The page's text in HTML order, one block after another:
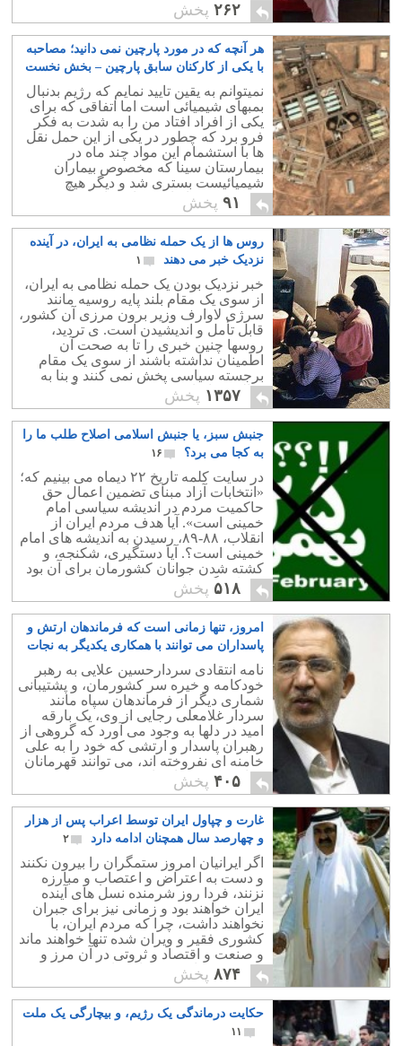
۲۶۲ پخش
هر آنچه که در مورد پارچین نمی دانید؛ مصاحبه
با یکی از کارکنان سابق پارچین – بخش نخست
نمیتوانم به یقین تایید نمایم که رژیم بدنبال
بمبهای شیمیائی است اما اتفاقی که برای
یکی از افراد افتاد من را به شدت به فکر
فرو برد که چطور در یکی از این حمل نقل
ها با استشمام این مواد چند ماه در
بیمارستان سینا که مخصوص بیماران
شیمیائیست بستری شد و دیگر هیچ
نفهمیدیم چه اتفاقی برایش افتاد!.
۹۱ پخش
روس ها از یک حمله نظامی به ایران، در آینده
نزدیک خبر می دهند
۱
خبر نزدیک بودن یک حمله نظامی به ایران،
از سوی یک مقام بلند پایه روسیه مانند
سرژی لاوارف وزیر برون مرزی آن کشور،
قابل تأمل و اندیشیدن است. ی تردید،
روسها چنین خبری را تا به صحت آن
اطمینان نداشته باشند از سوی یک مقام
برجسته سیاسی پخش نمی کنند و بنا به
مثالی: «تا نباشد چیزیکی، مردم نگویند
چیزها».
۱۳۵۷ پخش
جنبش سبز، یا جنبش اسلامی اصلاح طلب ما را
به کجا می برد؟
۱۶
در سایت کلمه تاریخ ۲۲ دیماه می بینیم که؛
«انتخابات آزاد مبنای تضمین اعمال حق
حاکمیت مردم در اندیشه سیاسی امام
خمینی است». آیا هدف مردم ایران از
انقلاب، ۸۸-۸۹، رسیدن به اندیشه های امام
خمینی است؟. آیا دستگیری، شکنجه، و
کشته شدن جوانان کشورمان برای آن بود
که باردیگر به اندیشه امام خمینی باز
گردیم؟!
۵۱۸ پخش
امروز، تنها زمانی است که فرماندهان ارتش و
پاسداران می توانند با همکاری یکدیگر به نجات
میهن پردازند
نامه انتقادی سردارحسین علایی به رهبر
خودکامه و خیره سر کشورمان، و پشتیبانی
شماری دیگر از فرماندهان سپاه مانند
سردار غلامعلی رجایی از وی، یک بارقه
امید در دلها به وجود می آورد که گروهی از
رهبران پاسدار و ارتشی که خود را به علی
خامنه ای نفروخته اند، می توانند قهرمانان
و ناجی کشورمان باشند.
۴۰۵ پخش
غارت و چپاول ایران توسط اعراب پس از هزار
و چهارصد سال همچنان ادامه دارد
۲
اگر ایرانیان امروز ستمگران را بیرون نکنند
و دست به اعتراض و اعتصاب و مبارزه
نزنند، فردا روز شرمنده نسل های آینده
ایران خواهند بود و زمانی نیز برای جبران
نخواهند داشت، چرا که مردم ایران، با
کشوری فقیر و ویران شده تنها خواهند ماند
و صنعت و اقتصاد و ثروتی در آن مرز و
بوم وجود خارجی نخواهد داشت.
۸۷۴ پخش
حکایت درماندگی یک رژیم، و بیچارگی یک ملت
۱۱